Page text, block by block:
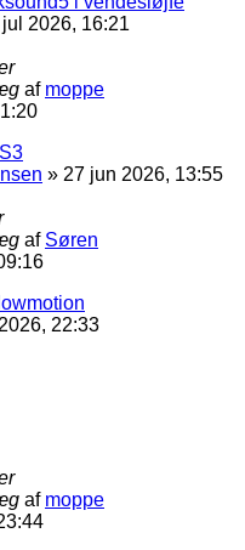
2026, 16:21
af moppe
» 27 jun 2026, 13:55
af Søren
22:33
af moppe